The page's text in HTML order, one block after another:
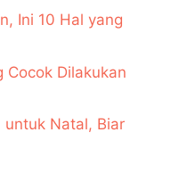
Ini 10 Hal yang
Cocok Dilakukan
untuk Natal, Biar